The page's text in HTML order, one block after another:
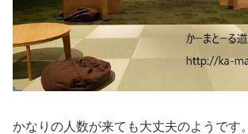
かなりの人数が来ても大丈夫のようです。